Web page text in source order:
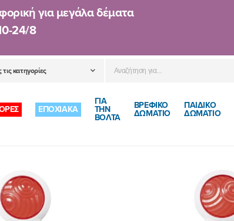
για μεγάλα δέματα
24/8
ΕΠΟΧΙΑΚΑ
ΓΙΑ
ΤΗΝ
ΒΟΛΤΑ
ΒΡΕΦΙΚΟ
ΔΩΜΑΤΙΟ
ΠΑΙΔΙΚΌ
ΔΩΜΆΤΙΟ